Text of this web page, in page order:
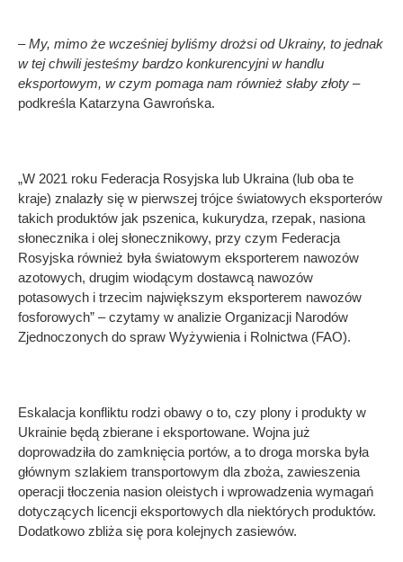
– My, mimo że wcześniej byliśmy drożsi od Ukrainy, to jednak
w tej chwili jesteśmy bardzo konkurencyjni w handlu
eksportowym, w czym pomaga nam również słaby złoty –
podkreśla Katarzyna Gawrońska.
„W 2021 roku Federacja Rosyjska lub Ukraina (lub oba te
kraje) znalazły się w pierwszej trójce światowych eksporterów
takich produktów jak pszenica, kukurydza, rzepak, nasiona
słonecznika i olej słonecznikowy, przy czym Federacja
Rosyjska również była światowym eksporterem nawozów
azotowych, drugim wiodącym dostawcą nawozów
potasowych i trzecim największym eksporterem nawozów
fosforowych” – czytamy w analizie Organizacji Narodów
Zjednoczonych do spraw Wyżywienia i Rolnictwa (FAO).
Eskalacja konfliktu rodzi obawy o to, czy plony i produkty w
Ukrainie będą zbierane i eksportowane. Wojna już
doprowadziła do zamknięcia portów, a to droga morska była
głównym szlakiem transportowym dla zboża, zawieszenia
operacji tłoczenia nasion oleistych i wprowadzenia wymagań
dotyczących licencji eksportowych dla niektórych produktów.
Dodatkowo zbliża się pora kolejnych zasiewów.